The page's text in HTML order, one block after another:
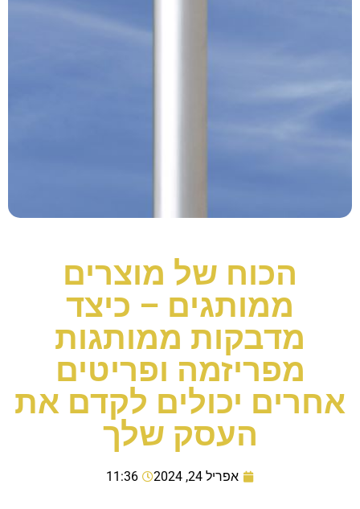
הכוח של מוצרים
ממותגים – כיצד
מדבקות ממותגות
מפריזמה ופריטים
אחרים יכולים לקדם את
העסק שלך
אפריל 24, 2024 11:36